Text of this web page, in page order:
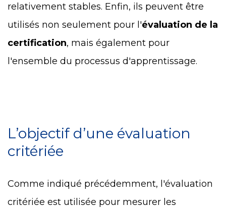
relativement stables. Enfin, ils peuvent être
utilisés non seulement pour l'évaluation de la
certification, mais également pour
l'ensemble du processus d'apprentissage.
L’objectif d’une évaluation
critériée
Comme indiqué précédemment, l'évaluation
critériée est utilisée pour mesurer les